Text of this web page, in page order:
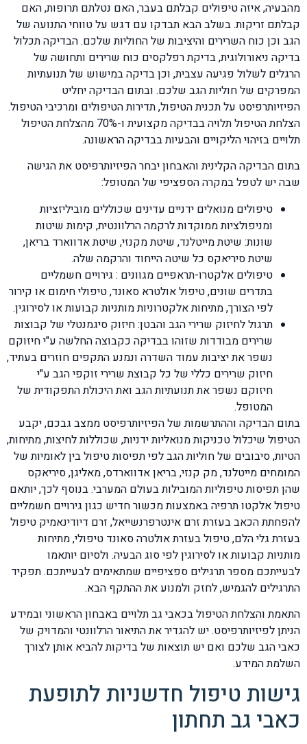
מהבעיה, איזה טיפולים קבלתם בעבר, האם נטלתם תרופות, האם
קבלתם זריקות. בשלב הבא תבדקו עם דגש על טווחי התנועה של
הגב וכן כוח השרירים והיציבות של החוליות שלכם. הבדיקה תכלול
בדיקה ניאורולוגית, בדיקת רפלקסים כוח שרירים ותחושה של
הרגלים לשלול פגיעה עצבית, וכן בדיקה במישוש של תנועתיות
המפרקים של חוליות הגב שלכם. ובתום הבדיקה יחליט
הפיזיותרפיסט על תכנית הטיפול, תדירות הטיפולים ומרכיבי הטיפול.
הצלחת הטיפול תלויה בבדיקה מקצועית ו-70% מהצלחת הטיפול
תלויים בזיהוי הליקויים והבעיות בבדיקה הראשונה.
בתום הבדיקה הקלינית והאבחון יבחר הפיזיותרפיסט את הגישה
שבה יש לטפל במקרה הספציפי של המטופל:
טיפולים מנואלים ידניים עדינים שכוללים מוביליזציות
ומניפולציות ממוקדות לרקמה הרלוונטית, קימות שיטות
שונות: שיטת מייטלנד, שיטת מקנזי, שיטת אדווארד בריאן,
שיטת סיריאקס כל שיטה הייחוד והרקמה שלה.
טיפולים אלקטרו-תראפיים מגוונים : גירויים חשמליים
בתדרים שונים, טיפול אולטרא סאונד, טיפולי חימום או קירור
לפי הצורך, מתיחות אלקטרוניות מותניות קבועות או לסירוגין.
תרגול לחיזוק שרירי הגב והבטן: חיזוק סיגמנטלי של קבוצות
שרירים מבודדות שזוהו בבדיקה כקבוצה החלשה ע"י חיזוקם
נשפר את יציבות עמוד השדרה ונמנע התקפים חוזרים בעתיד,
חיזוק שרירים כללי של כל קבוצת שרירי זוקפי הגב ע"י
חיזוקם נשפר את תנועתיות הגב ואת היכולת התפקודית של
המטופל.
בתום הבדיקה וההתרשמות של הפיזיותרפיסט ממצב גבכם, יקבע
הטיפול שיכלול טכניקות מנואליות ידניות, שכוללות לחיצות, מתיחות,
הטיות, סיבובים של חוליות הגב לפי תפיסות טיפול בין לאומיות של
המומחים מייטלנד, מק קנזי, בריאן אדווארדס, מאליגן, סיריאקס
שהן תפיסות טיפוליות המובילות בעולם המערבי. בנוסף לכך, יותאם
טיפול אלקטו תרפיה באמצעות מכשור חדיש כגון גירויים חשמליים
להפחתת הכאב בעזרת זרם אינטרפרנשייאל, זרם דיודינאמיק טיפול
בעזרת גלי הלם, טיפול בעזרת אולטרה סאונד טיפולי, מתיחות
מותניות קבועות או לסירוגין לפי סוג הבעיה. ולסיום יותאמו
לבעייתכם מספר תרגילים ספציפיים שמתאימים לבעייתכם. תפקיד
התרגילים להגמיש, לחזק ולמנוע את ההתקף הבא.
התאמת והצלחת הטיפול בכאבי גב תלויים באבחון הראשוני ובמידע
הניתן לפיזיותרפיסט. יש להגדיר את התיאור הרלוונטי והמדויק של
כאבי הגב שלכם ואם יש תוצאות של בדיקות להביא אותן לצורך
השלמת המידע.
גישות טיפול חדשניות לתופעת
כאבי גב תחתון